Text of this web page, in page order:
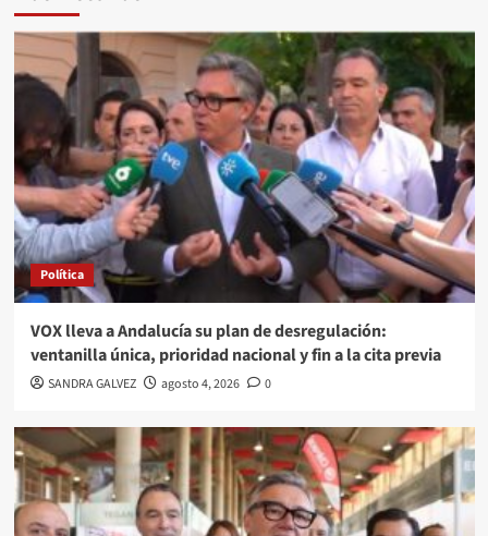
Política
VOX lleva a Andalucía su plan de desregulación:
ventanilla única, prioridad nacional y fin a la cita previa
SANDRA GALVEZ agosto 4, 2026 0